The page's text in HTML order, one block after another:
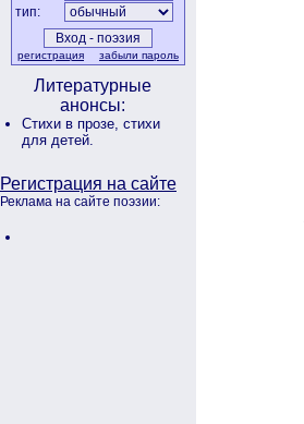
тип:
регистрация забыли пароль
Литературные
анонсы:
Стихи в прозе, стихи
для детей.
Регистрация на сайте
Реклама на сайте поэзии: